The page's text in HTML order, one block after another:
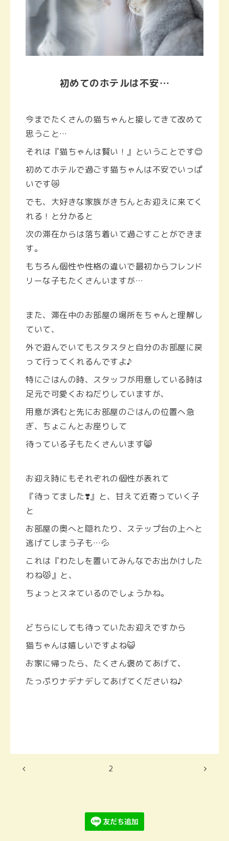
初めてのホテルは不安…
今までたくさんの猫ちゃんと接してきて改めて
思うこと…
それは『猫ちゃんは賢い！』ということです😊
初めてホテルで過ごす猫ちゃんは不安でいっぱ
いです😿
でも、大好きな家族がきちんとお迎えに来てく
れる！と分かると
次の滞在からは落ち着いて過ごすことができま
す。
もちろん個性や性格の違いで最初からフレンド
リーな子もたくさんいますが…
また、滞在中のお部屋の場所をちゃんと理解し
ていて、
外で遊んでいてもスタスタと自分のお部屋に戻
って行ってくれるんですよ♪
特にごはんの時、スタッフが用意している時は
足元で可愛くおねだりしていますが、
用意が済むと先にお部屋のごはんの位置へ急
ぎ、ちょこんとお座りして
待っている子もたくさんいます😸
お迎え時にもそれぞれの個性が表れて
『待ってました❣️』と、甘えて近寄っていく子
と
お部屋の奥へと隠れたり、ステップ台の上へと
逃げてしまう子も…💦
これは『わたしを置いてみんなでお出かけした
わね😾』と、
ちょっとスネているのでしょうかね。
どちらにしても待っていたお迎えですから
猫ちゃんは嬉しいですよね😺
お家に帰ったら、たくさん褒めてあげて、
たっぷりナデナデしてあげてくださいね♪
2